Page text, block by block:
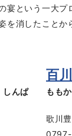
という一大プ
消したことか
しんぱ
百
もも
歌川